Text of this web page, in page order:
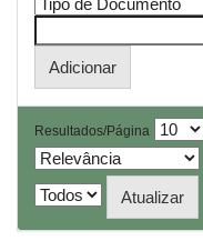
Resultados/Página